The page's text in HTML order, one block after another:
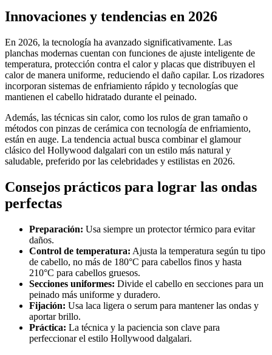
Innovaciones y tendencias en 2026
En 2026, la tecnología ha avanzado significativamente. Las
planchas modernas cuentan con funciones de ajuste inteligente de
temperatura, protección contra el calor y placas que distribuyen el
calor de manera uniforme, reduciendo el daño capilar. Los rizadores
incorporan sistemas de enfriamiento rápido y tecnologías que
mantienen el cabello hidratado durante el peinado.
Además, las técnicas sin calor, como los rulos de gran tamaño o
métodos con pinzas de cerámica con tecnología de enfriamiento,
están en auge. La tendencia actual busca combinar el glamour
clásico del Hollywood dalgalari con un estilo más natural y
saludable, preferido por las celebridades y estilistas en 2026.
Consejos prácticos para lograr las ondas
perfectas
Preparación: Usa siempre un protector térmico para evitar
daños.
Control de temperatura: Ajusta la temperatura según tu tipo
de cabello, no más de 180°C para cabellos finos y hasta
210°C para cabellos gruesos.
Secciones uniformes: Divide el cabello en secciones para un
peinado más uniforme y duradero.
Fijación: Usa laca ligera o serum para mantener las ondas y
aportar brillo.
Práctica: La técnica y la paciencia son clave para
perfeccionar el estilo Hollywood dalgalari.